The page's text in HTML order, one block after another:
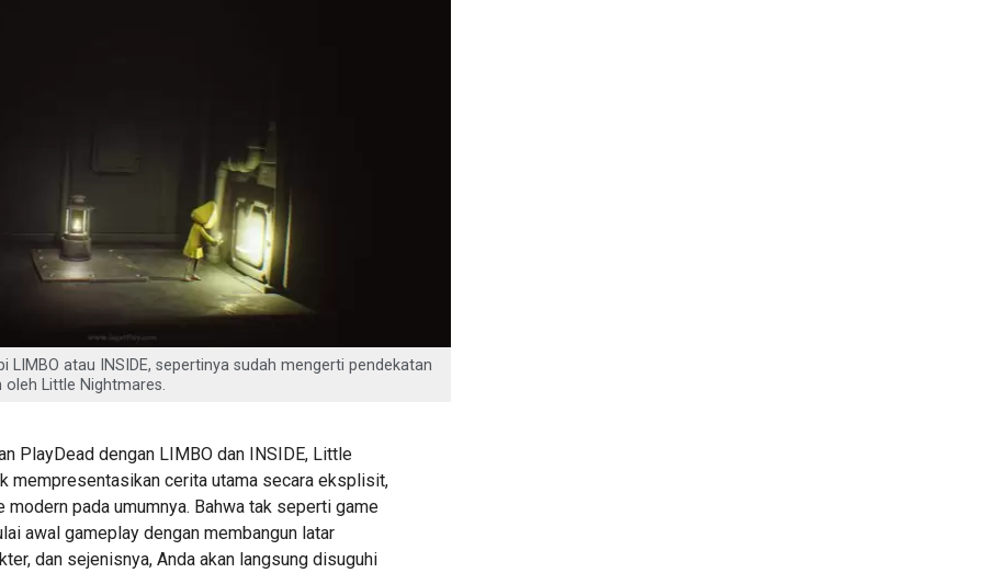
LIMBO atau INSIDE, sepertinya sudah mengerti pendekatan
Little Nightmares.
PlayDead dengan LIMBO dan INSIDE, Little
mempresentasikan cerita utama secara eksplisit,
modern pada umumnya. Bahwa tak seperti game
awal gameplay dengan membangun latar
dan sejenisnya, Anda akan langsung disuguhi